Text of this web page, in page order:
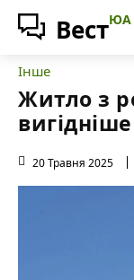
ВестЮА
Інше
Житло з
20 Травня 2025